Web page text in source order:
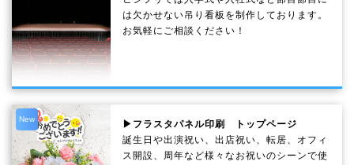
は欠かせない吊り看板を制作しております。
お気軽にご相談ください！
New
▶フラスタパネル印刷 トップページ
誕生日や出演祝い、出店祝い、転居、オフィ
ス開設、周年など様々なお祝いのシーンで使